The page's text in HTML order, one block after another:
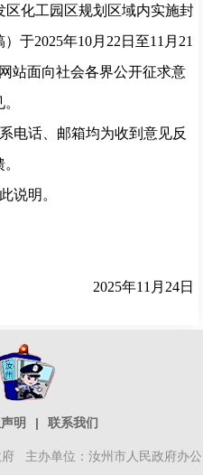
区化工园区规划区域内实施封
）于2025年10月 22 日至11 月21
站面向社会各界公开征求意
。
电话、邮箱均为收到意见反
说明。
2025年11月24日
明 | 联系我们
主办单位：汝州市人民政府办公